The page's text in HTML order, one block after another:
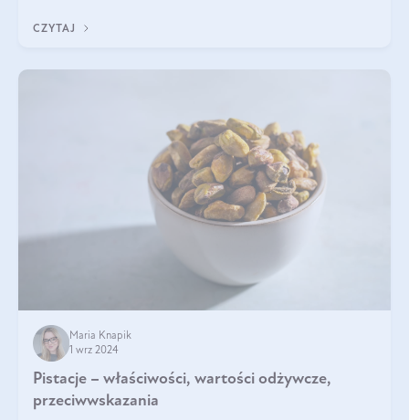
CZYTAJ
Maria Knapik
1 wrz 2024
Pistacje – właściwości, wartości odżywcze,
przeciwwskazania